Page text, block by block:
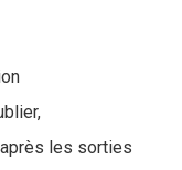
les sorties